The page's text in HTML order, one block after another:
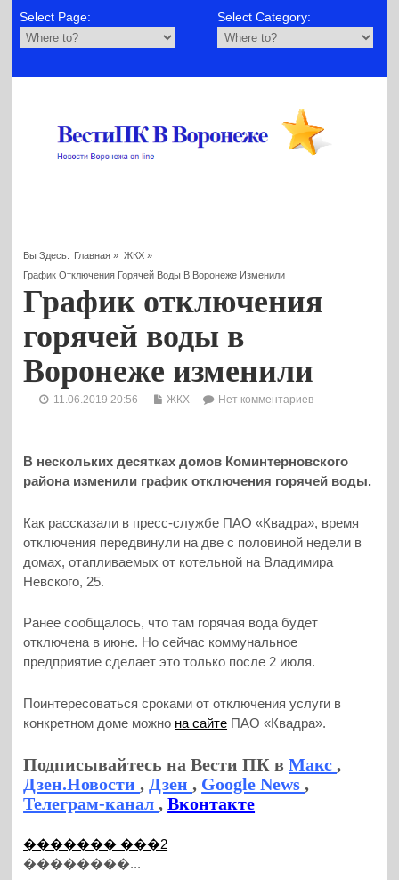
Select Page: Select Category:
Вы Здесь: Главная » ЖКХ»
График Отключения Горячей Воды В Воронеже Изменили
График отключения
горячей воды в
Воронеже изменили
11.06.2019 20:56 ЖКХ Нет комментариев
В нескольких десятках домов Коминтерновского
района изменили график отключения горячей воды.
Как рассказали в пресс-службе ПАО «Квадра», время
отключения передвинули на две с половиной недели в
домах, отапливаемых от котельной на Владимира
Невского, 25.
Ранее сообщалось, что там горячая вода будет
отключена в июне. Но сейчас коммунальное
предприятие сделает это только после 2 июля.
Поинтересоваться сроками от отключения услуги в
конкретном доме можно на сайте ПАО «Квадра».
Подписывайтесь на Вести ПК вМакс,
Дзен.Новости, Дзен, Google News,
Телеграм-канал,Вконтакте
������� ���2
��������...